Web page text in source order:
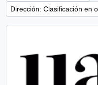
Dirección: Clasificación en